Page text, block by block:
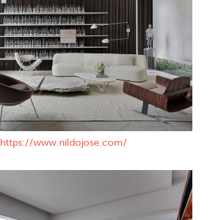
https://www.nildojose.com/